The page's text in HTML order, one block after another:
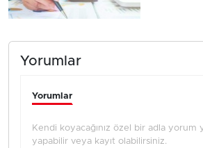
Yorumlar
Yorumlar
Kendi koyacağınız özel bir adla yorum
yapabilir veya kayıt olabilirsiniz.